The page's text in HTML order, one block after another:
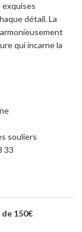
détail. La
qui incarne la
souliers
33
150€